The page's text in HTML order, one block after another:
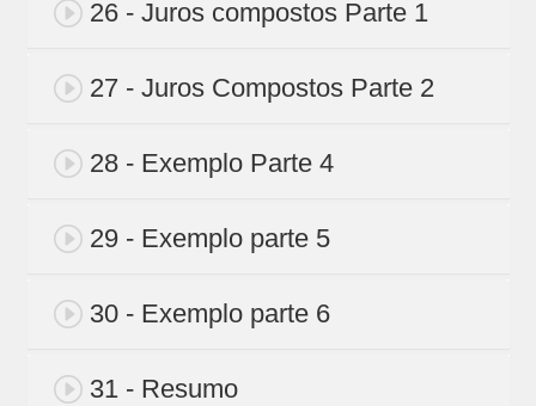
26 - Juros compostos Parte 1
27 - Juros Compostos Parte 2
28 - Exemplo Parte 4
29 - Exemplo parte 5
30 - Exemplo parte 6
31 - Resumo